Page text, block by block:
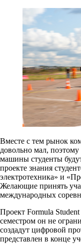
Вместе с тем рынок
довольно мал,
машины студенты
проекте знания
электротехника» и
Желающие принять
международных
Проект Formula
семестром он не
создадут цифровой
представлен в конце